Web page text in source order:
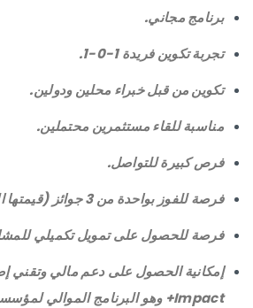
برنامج مجاني.
تجربة تكوين فريدة 1-0-1.
تكوين من قبل خبراء محلين ودولين.
مناسبة للقاء مستثمرين محتملين.
فرص كبيرة للتواصل.
فرصة للفوز بواحدة من 3 جوائز (قيمتها الاجمالية ألف دينار).
فرصة للحصول على تمويل تكميلي
إمكانية الحصول على دعم مالي وتقني
Impact+ وهو البرنامج الموالي لمؤسسة Impact Partner.